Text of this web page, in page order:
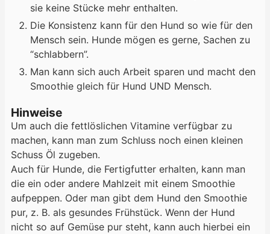
sie keine Stücke mehr enthalten.
Die Konsistenz kann für den Hund so wie für den
Mensch sein. Hunde mögen es gerne, Sachen zu
“schlabbern”.
Man kann sich auch Arbeit sparen und macht den
Smoothie gleich für Hund UND Mensch.
Hinweise
Um auch die fettlöslichen Vitamine verfügbar zu
machen, kann man zum Schluss noch einen kleinen
Schuss Öl zugeben.
Auch für Hunde, die Fertigfutter erhalten, kann man
die ein oder andere Mahlzeit mit einem Smoothie
aufpeppen. Oder man gibt dem Hund den Smoothie
pur, z. B. als gesundes Frühstück. Wenn der Hund
nicht so auf Gemüse pur steht, kann auch hierbei ein